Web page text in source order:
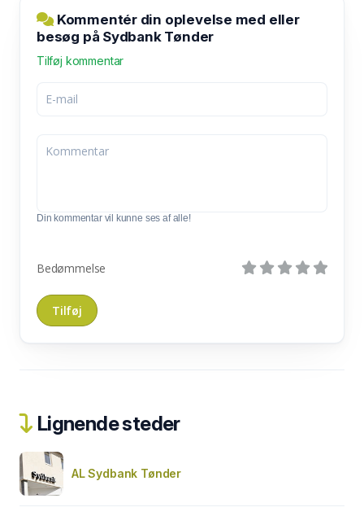
Kommentér din oplevelse med eller
besøg på Sydbank Tønder
Tilføj kommentar
Din kommentar vil kunne ses af alle!
Bedømmelse
Lignende steder
AL Sydbank Tønder